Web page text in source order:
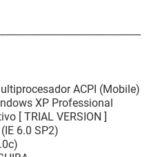
ACPI (Mobile)
XP Professional
[ TRIAL VERSION ]
6.0 SP2)